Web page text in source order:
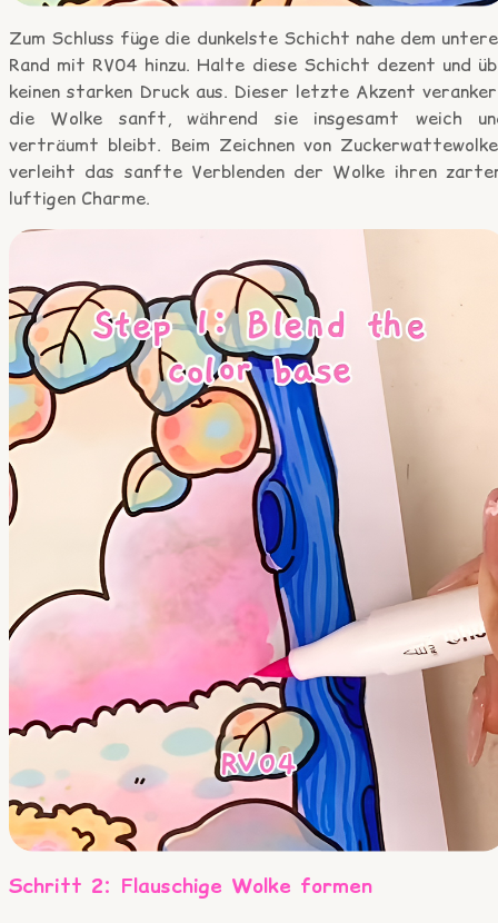
Zum Schluss füge die dunkelste Schicht nahe dem
Rand mit RV04 hinzu. Halte diese Schicht dezent und
keinen starken Druck aus. Dieser letzte Akzent
die Wolke sanft, während sie insgesamt weich
verträumt bleibt. Beim Zeichnen von
verleiht das sanfte Verblenden der Wolke ihren
luftigen Charme.
Schritt 2: Flauschige Wolke formen